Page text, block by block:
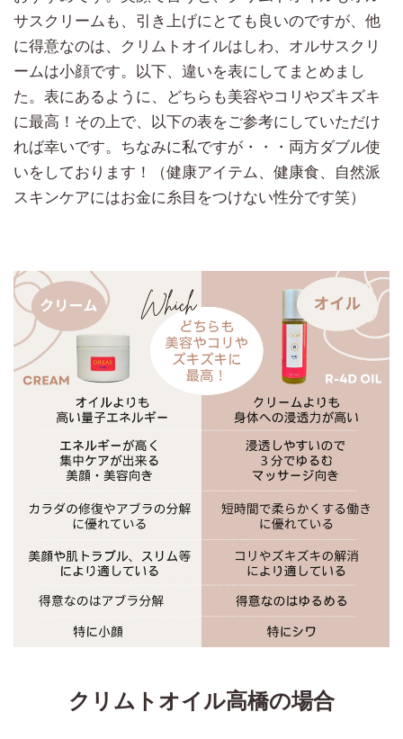
サスクリームも、引き上げにとても良いのですが、他
に得意なのは、クリムトオイルはしわ、オルサスクリ
ームは小顔です。以下、違いを表にしてまとめまし
た。表にあるように、どちらも美容やコリやズキズキ
に最高！その上で、以下の表をご参考にしていただけ
れば幸いです。ちなみに私ですが・・・両方ダブル使
いをしております！（健康アイテム、健康食、自然派
スキンケアにはお金に糸目をつけない性分です笑）
クリムトオイル高橋の場合